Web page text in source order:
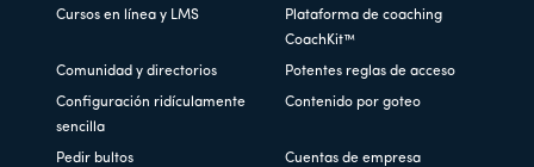
Cursos en línea y LMS
Plataforma de coaching
CoachKit™
Comunidad y directorios Potentes reglas de acceso
Configuración ridículamente
sencilla
Contenido por goteo
Pedir bultos Cuentas de empresa